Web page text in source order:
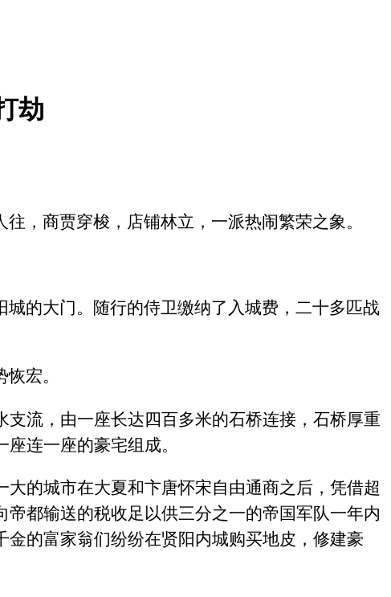
劫
，商贾穿梭，店铺林立，一派热闹繁荣之象。
的大门。随行的侍卫缴纳了入城费，二十多匹战
宏。
流，由一座长达四百多米的石桥连接，石桥厚重
连一座的豪宅组成。
的城市在大夏和卞唐怀宋自由通商之后，凭借超
都输送的税收足以供三分之一的帝国军队一年内
的富家翁们纷纷在贤阳内城购买地皮，修建豪